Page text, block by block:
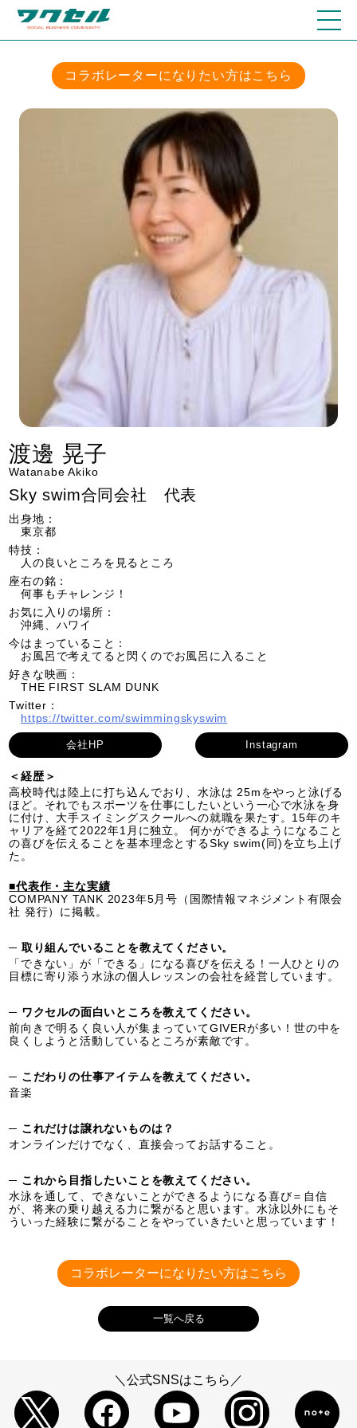
コラボレーターになりたい方はこちら
渡邊 晃子
Watanabe Akiko
Sky swim合同会社 代表
出身地：
東京都
特技：
人の良いところを見るところ
座右の銘：
何事もチャレンジ！
お気に入りの場所：
沖縄、ハワイ
今はまっていること：
お風呂で考えてると閃くのでお風呂に入ること
好きな映画：
THE FIRST SLAM DUNK
Twitter：
https://twitter.com/swimmingskyswim
会社HP Instagram
＜経歴＞
高校時代は陸上に打ち込んでおり、水泳は 25mをやっと泳げる
ほど。それでもスポーツを仕事にしたいという一心で水泳を身
に付け、大手スイミングスクールへの就職を果たす。15年のキ
ャリアを経て2022年1月に独立。 何かができるようになること
の喜びを伝えることを基本理念とするSky swim(同)を立ち上げ
た。
■代表作・主な実績
COMPANY TANK 2023年5月号（国際情報マネジメント有限会
社 発行）に掲載。
─ 取り組んでいることを教えてください。
「できない」が「できる」になる喜びを伝える！一人ひとりの
目標に寄り添う水泳の個人レッスンの会社を経営しています。
─ ワクセルの面白いところを教えてください。
前向きで明るく良い人が集まっていてGIVERが多い！世の中を
良くしようと活動しているところが素敵です。
─ こだわりの仕事アイテムを教えてください。
音楽
─ これだけは譲れないものは？
オンラインだけでなく、直接会ってお話すること。
─ これから目指したいことを教えてください。
水泳を通して、できないことができるようになる喜び＝自信
が、将来の乗り越える力に繋がると思います。水泳以外にもそ
ういった経験に繋がることをやっていきたいと思っています！
コラボレーターになりたい方はこちら
一覧へ戻る
＼公式SNSはこちら／